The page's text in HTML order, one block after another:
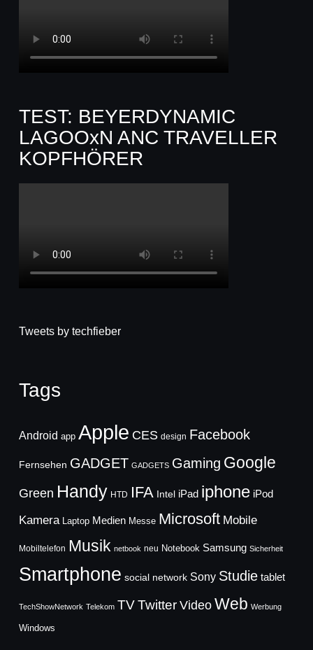
TEST: BEYERDYNAMIC
LAGOOxN ANC TRAVELLER
KOPFHÖRER
Tweets by techfieber
Tags
Android app Apple CES design Facebook
Fernsehen GADGET GADGETS Gaming Google
Green Handy HTD IFA Intel iPad iphone iPod
Kamera Laptop Medien Messe Microsoft Mobile
Mobiltelefon Musik netbook neu Notebook Samsung Sicherheit
Smartphone social network Sony Studie tablet
TechShowNetwork Telekom TVTwitter Video Web Werbung
Windows